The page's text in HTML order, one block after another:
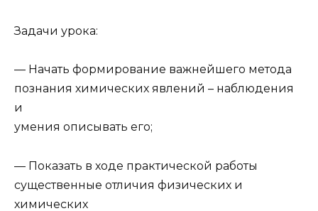
Задачи урока:
— Начать формирование важнейшего метода
познания химических явлений – наблюдения
и
умения описывать его;
— Показать в ходе практической работы
существенные отличия физических и
химических